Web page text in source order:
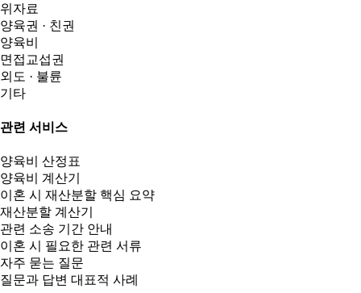
위자료
양육권 · 친권
양육비
면접교섭권
외도 · 불륜
기타
관련 서비스
양육비 산정표
양육비 계산기
이혼 시 재산분할 핵심 요약
재산분할 계산기
관련 소송 기간 안내
이혼 시 필요한 관련 서류
자주 묻는 질문
질문과 답변 대표적 사례